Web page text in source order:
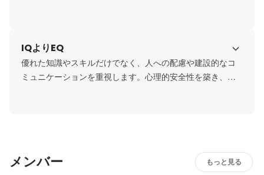
IQよりEQ
優れた知識やスキルだけでなく、人への配慮や建設的なコ
ミュニケーションを重視します。心理的安全性を築き、全
メンバー もっと見る